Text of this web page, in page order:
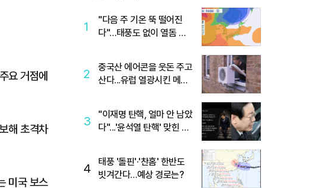
요 거점에
해 초격차
미국 보스
1
"다음 주 기온 뚝 떨어진
다"…태풍도 없이 열돔 박
2
중국산 에어콘을 웃돈 주고
산다...유럽 열광시킨 메이
3
"이재명 탄핵, 얼마 안 남았
다"...'윤석열 탄핵' 맞힌 무
4
태풍 '돌핀'·'찬홈' 한반도
빗겨간다…예상 경로는?